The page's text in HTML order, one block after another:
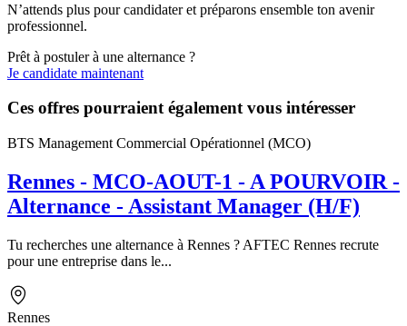
N’attends plus pour candidater et préparons ensemble ton avenir
professionnel.
Prêt à postuler à une alternance ?
Je candidate maintenant
Ces offres pourraient également vous intéresser
BTS Management Commercial Opérationnel (MCO)
Rennes - MCO-AOUT-1 - A POURVOIR -
Alternance - Assistant Manager (H/F)
Tu recherches une alternance à Rennes ? AFTEC Rennes recrute
pour une entreprise dans le...
Rennes